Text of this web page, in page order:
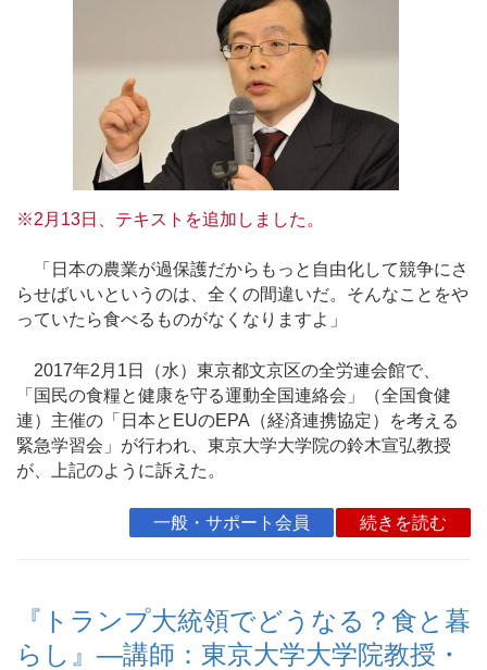
※2月13日、テキストを追加しました。
「日本の農業が過保護だからもっと自由化して競争にさ
らせばいいというのは、全くの間違いだ。そんなことをや
っていたら食べるものがなくなりますよ」
2017年2月1日（水）東京都文京区の全労連会館で、
「国民の食糧と健康を守る運動全国連絡会」（全国食健
連）主催の「日本とEUのEPA（経済連携協定）を考える
緊急学習会」が行われ、東京大学大学院の鈴木宣弘教授
が、上記のように訴えた。
一般・サポート会員 続きを読む
『トランプ大統領でどうなる？食と暮
らし』―講師：東京大学大学院教授・